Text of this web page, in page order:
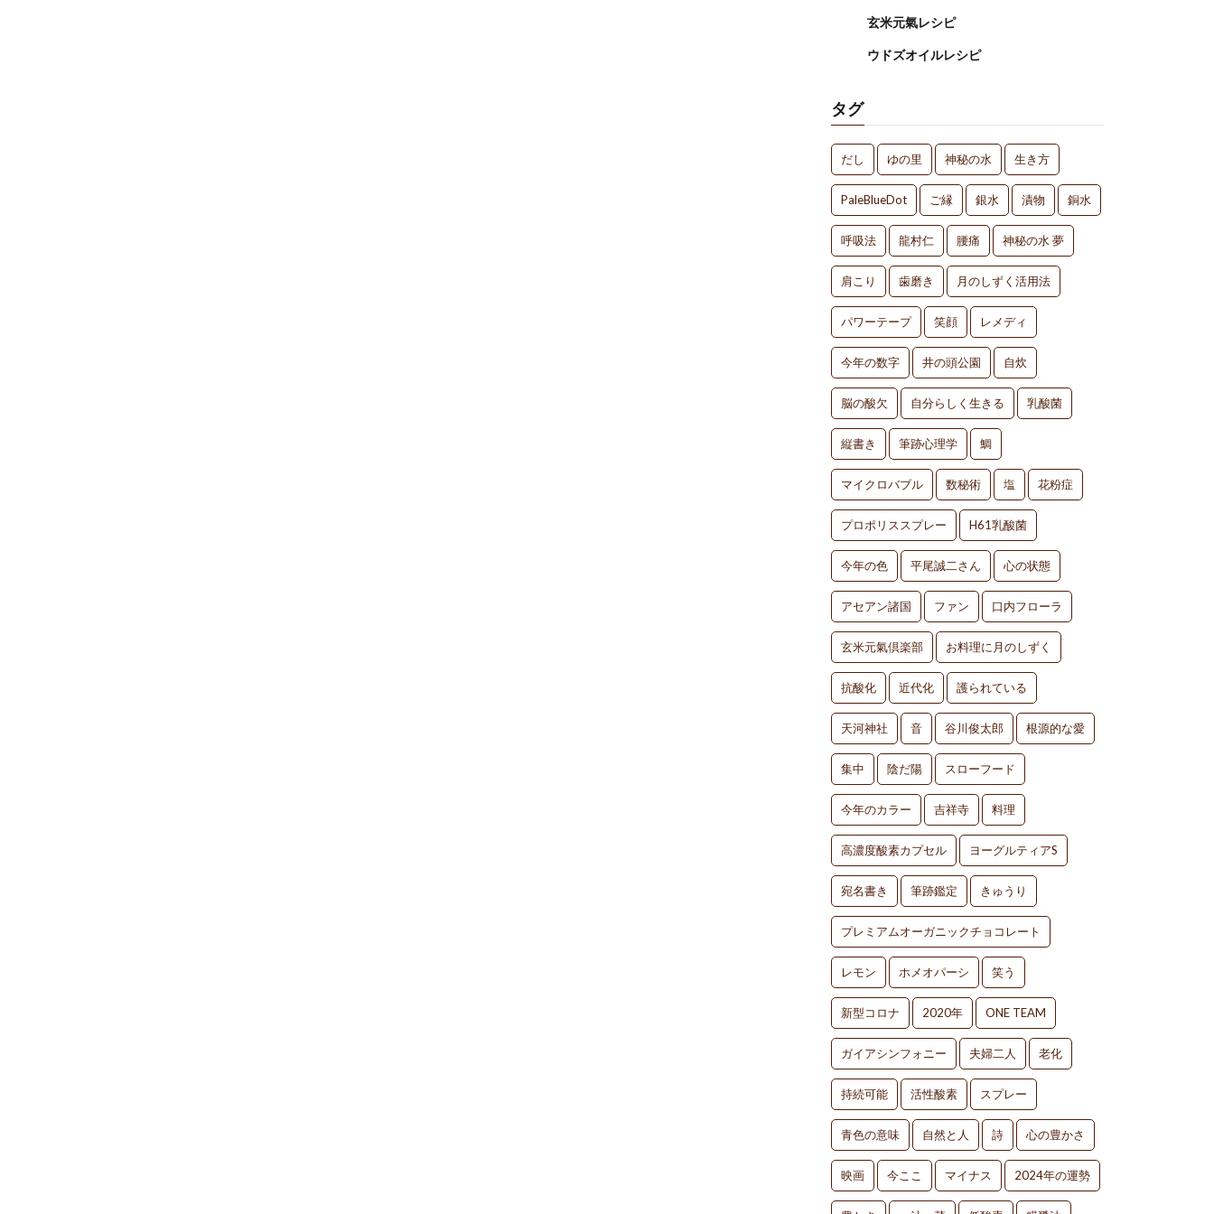
玄米元氣レシピ
ウドズオイルレシピ
タグ
だし ゆの里 神秘の水 生き方
PaleBlueDot ご縁 銀水 漬物 銅水
呼吸法 龍村仁 腰痛 神秘の水 夢
肩こり 歯磨き 月のしずく活用法
パワーテープ 笑顔 レメディ
今年の数字 井の頭公園 自炊
脳の酸欠 自分らしく生きる 乳酸菌
縦書き 筆跡心理学 鯛
マイクロバブル 数秘術 塩 花粉症
プロポリススプレー H61乳酸菌
今年の色 平尾誠二さん 心の状態
アセアン諸国 ファン 口内フローラ
玄米元氣倶楽部 お料理に月のしずく
抗酸化 近代化 護られている
天河神社 音 谷川俊太郎 根源的な愛
集中 陰だ陽 スローフード
今年のカラー 吉祥寺 料理
高濃度酸素カプセル ヨーグルティアS
宛名書き 筆跡鑑定 きゅうり
プレミアムオーガニックチョコレート
レモン ホメオパーシ 笑う
新型コロナ 2020年 ONE TEAM
ガイアシンフォニー 夫婦二人 老化
持続可能 活性酸素 スプレー
青色の意味 自然と人 詩 心の豊かさ
映画 今ここ マイナス 2024年の運勢